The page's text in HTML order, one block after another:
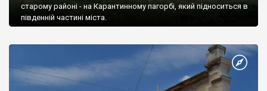
старому районі - на Карантинному пагорбі, який підноситься в
південній частині міста.